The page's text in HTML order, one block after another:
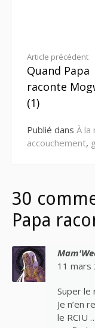
Lire
la
suite
Article précédent
Quand Papa
raconte
(1)
Publié dans À la
accouchement,
30
Papa
11 mars
Super le
Je n’en
le RCIU